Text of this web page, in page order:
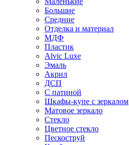
Большие
Средние
Отделка и материал
МДФ
Пластик
Alvic Luxe
Эмаль
Акрил
ДСП
С патиной
Шкафы-купе с зеркалом
Матовое зеркало
Стекло
Цветное стекло
Пескоструй